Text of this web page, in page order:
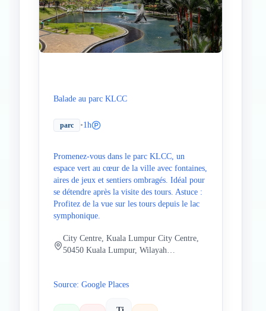
Balade au parc KLCC
parc •1h
Promenez-vous dans le parc KLCC, un
espace vert au cœur de la ville avec fontaines,
aires de jeux et sentiers ombragés. Idéal pour
se détendre après la visite des tours. Astuce :
Profitez de la vue sur les tours depuis le lac
symphonique.
City Centre, Kuala Lumpur City Centre,
50450 Kuala Lumpur, Wilayah
Source: Google Places